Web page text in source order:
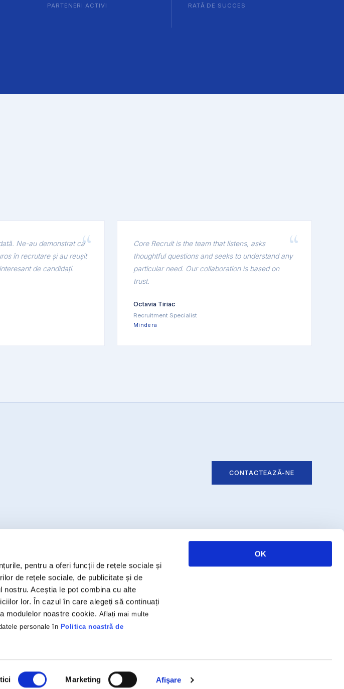
pentru a oferi funcții de rețele sociale și
de rețele sociale, de publicitate și de
Aceștia le pot combina cu alte
lor. În cazul în care alegeți să continuați
modulelor noastre cookie. Aflați mai multe
personale în Politica noastră de
Marketing Afişare
OK
PARTENERI ACTIVI RATĂ DE SUCCES
Ne-au demonstrat că
în recrutare și au reușit
de candidați.
Core Recruit is the team that listens, asks
thoughtful questions and seeks to understand any
particular need. Our collaboration is based on
trust.
Octavia Tiriac
Recruitment Specialist
Mindera
CONTACTEAZĂ-NE
CONTACT
Cluj-Napoca, România